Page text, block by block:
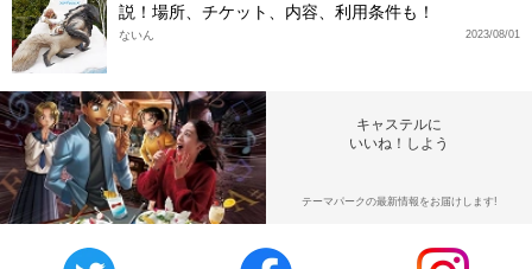
説！場所、チケット、内容、利用条件も！
2023/08/01
ないん
キャステルに
いいね！しよう
テーマパークの最新情報をお届けします!